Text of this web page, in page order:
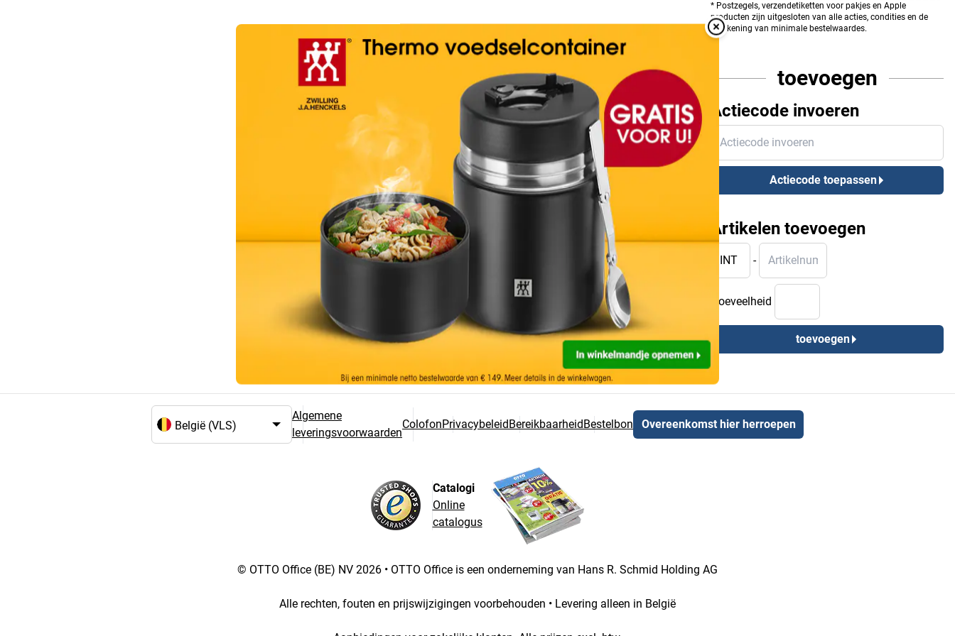
Overlay
Overlay Sluiten
* Postzegels, verzendetiketten voor pakjes en Apple
producten zijn uitgesloten van alle acties, condities en de
berekening van minimale bestelwaardes.
toevoegen
Actiecode invoeren
Actiecode toepassen
Artikelen toevoegen
-
Artikelnummer
Hoeveelheid
toevoegen
Algemene
leveringsvoorwaarden
ColofonPrivacybeleidBereikbaarheidBestelbon Overeenkomst hier herroepen
Catalogi
Online
catalogus
© OTTO Office (BE) NV 2026 • OTTO Office is een onderneming van Hans R. Schmid Holding AG
Alle rechten, fouten en prijswijzigingen voorbehouden • Levering alleen in België